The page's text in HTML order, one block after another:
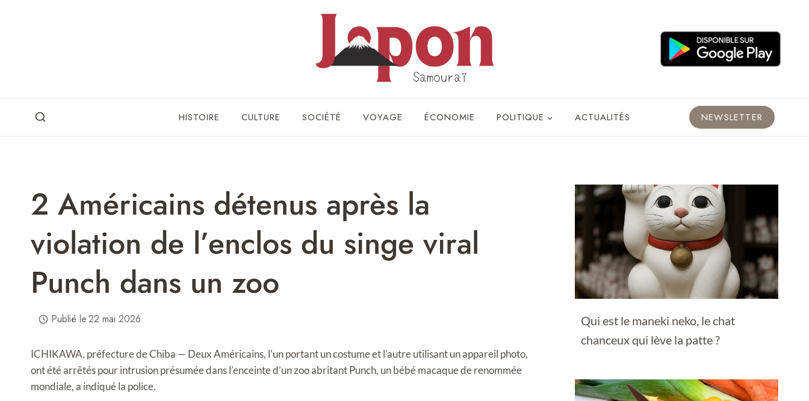
HISTOIRE CULTURE SOCIÉTÉ VOYAGE ÉCONOMIE POLITIQUE ACTUALITÉS NEWSLETTER
2 Américains détenus après la
violation de l’enclos du singe viral
Punch dans un zoo
Publié le22 mai 2026
ICHIKAWA, préfecture de Chiba — Deux Américains, l’un portant un costume et l’autre utilisant un appareil photo,
ont été arrêtés pour intrusion présumée dans l’enceinte d’un zoo abritant Punch, un bébé macaque de renommée
mondiale, a indiqué la police.
Qui est le maneki neko, le chat
chanceux qui lève la patte ?